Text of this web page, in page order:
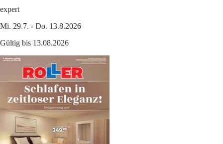
expert
Mi. 29.7. - Do. 13.8.2026
Gültig bis 13.08.2026